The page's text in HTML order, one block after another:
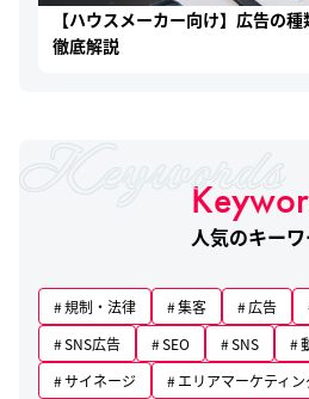
【ハウスメーカー向け】広告の
徹底解説
人気のキー
規制・法律 集客 広告
SNS広告
SEO SNS
サイネージ
エリアマーケティン